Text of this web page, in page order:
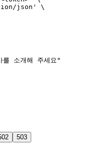
json' \
소개해 주세요"
503